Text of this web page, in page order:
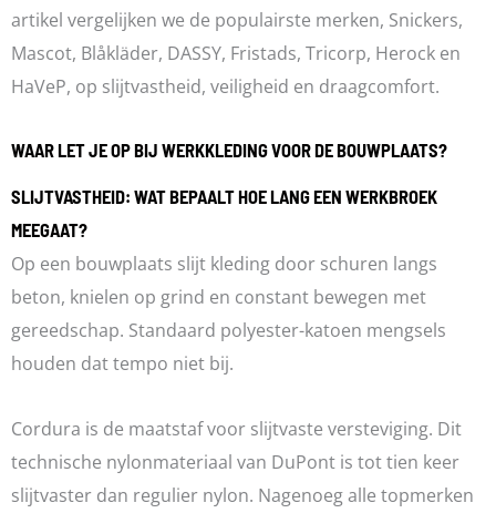
artikel vergelijken we de populairste merken, Snickers,
Mascot, Blåkläder, DASSY, Fristads, Tricorp, Herock en
HaVeP, op slijtvastheid, veiligheid en draagcomfort.
WAAR LET JE OP BIJ WERKKLEDING VOOR DE BOUWPLAATS?
SLIJTVASTHEID: WAT BEPAALT HOE LANG EEN WERKBROEK
MEEGAAT?
Op een bouwplaats slijt kleding door schuren langs
beton, knielen op grind en constant bewegen met
gereedschap. Standaard polyester-katoen mengsels
houden dat tempo niet bij.
Cordura is de maatstaf voor slijtvaste versteviging. Dit
technische nylonmateriaal van DuPont is tot tien keer
slijtvaster dan regulier nylon. Nagenoeg alle topmerken